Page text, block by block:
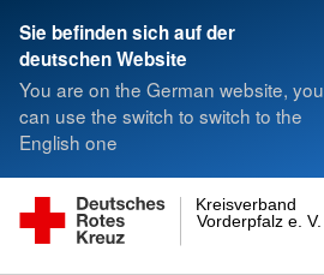
Sie befinden sich auf der
deutschen Website
You are on the German website, you
can use the switch to switch to the
English one
Vorderpfalz e. V.
Kreisverband